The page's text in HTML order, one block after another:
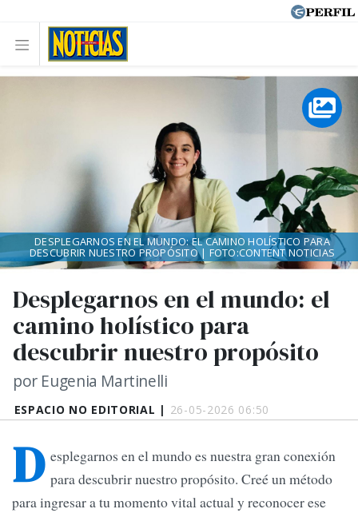
ESPACIO NO EDITORIAL | 26-05-2026 06:50
Desplegarnos en el mundo: el
camino holístico para
descubrir nuestro propósito
por Eugenia Martinelli
DESPLEGARNOS EN EL MUNDO: EL CAMINO HOLÍSTICO PARA
DESCUBRIR NUESTRO PROPÓSITO | FOTO:CONTENT NOTICIAS
D esplegarnos en el mundo es nuestra gran conexión
para descubrir nuestro propósito. Creé un método
para ingresar a tu momento vital actual y reconocer ese